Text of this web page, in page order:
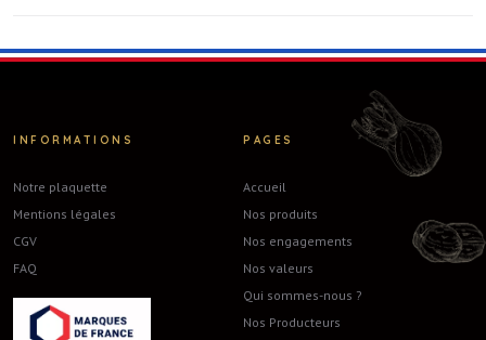
INFORMATIONS
Notre plaquette
Mentions légales
CGV
FAQ
PAGES
Accueil
Nos produits
Nos engagements
Nos valeurs
Qui sommes-nous ?
Nos Producteurs